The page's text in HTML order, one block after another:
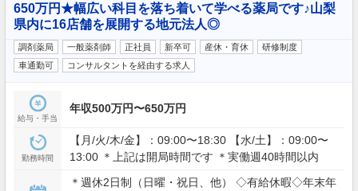
650万円★幅広い科目を落ち着いて学べる薬局です♪山梨
県内に16店舗を展開する地元法人◎
調剤薬局 一般薬剤師 正社員 新卒可 産休・育休
研修制度
車通勤可
コンサルタントを経由する求人
給与・手当
年収500万円〜650万円
勤務時間
【月/火/木/金】：09:00〜18:30 【水/土】：09:00〜
13:00 ＊上記は開局時間です ＊実働週40時間以内
＊週休2日制（日曜・祝日、他） ◇有給休暇◇年末年